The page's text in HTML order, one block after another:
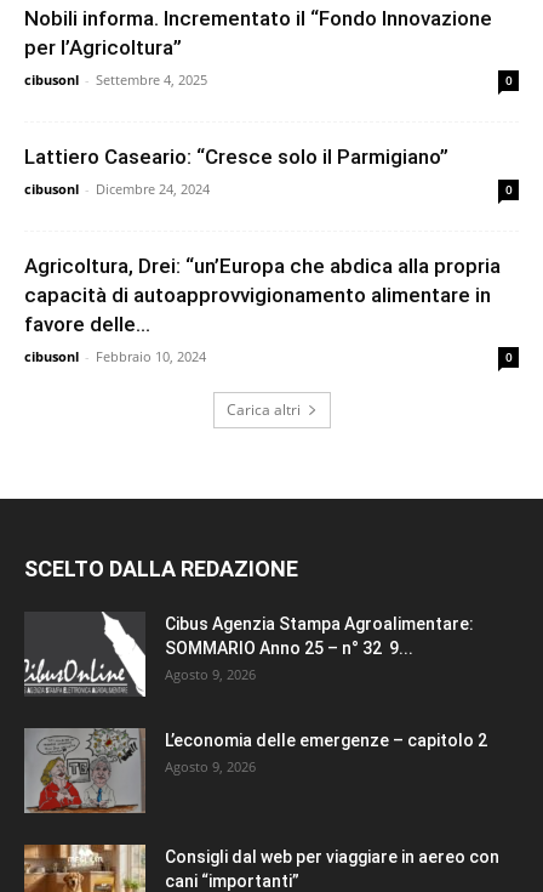
Nobili informa. Incrementato il “Fondo Innovazione
per l’Agricoltura”
cibusonl - Settembre 4, 2025 0
Lattiero Caseario: “Cresce solo il Parmigiano”
cibusonl - Dicembre 24, 2024 0
Agricoltura, Drei: “un’Europa che abdica alla propria
capacità di autoapprovvigionamento alimentare in
favore delle...
cibusonl - Febbraio 10, 2024 0
Carica altri
SCELTO DALLA REDAZIONE
Cibus Agenzia Stampa Agroalimentare:
SOMMARIO Anno 25 – n° 32 9...
Agosto 9, 2026
L’economia delle emergenze – capitolo 2
Agosto 9, 2026
Consigli dal web per viaggiare in aereo con
cani “importanti”